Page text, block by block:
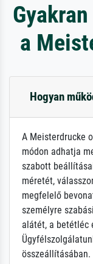
a
Hogyan
A Meisterdrucke
módon adhatja
szabott
méretét,
megfelelő
személyre
alátét, a betétléc
összeállításában.